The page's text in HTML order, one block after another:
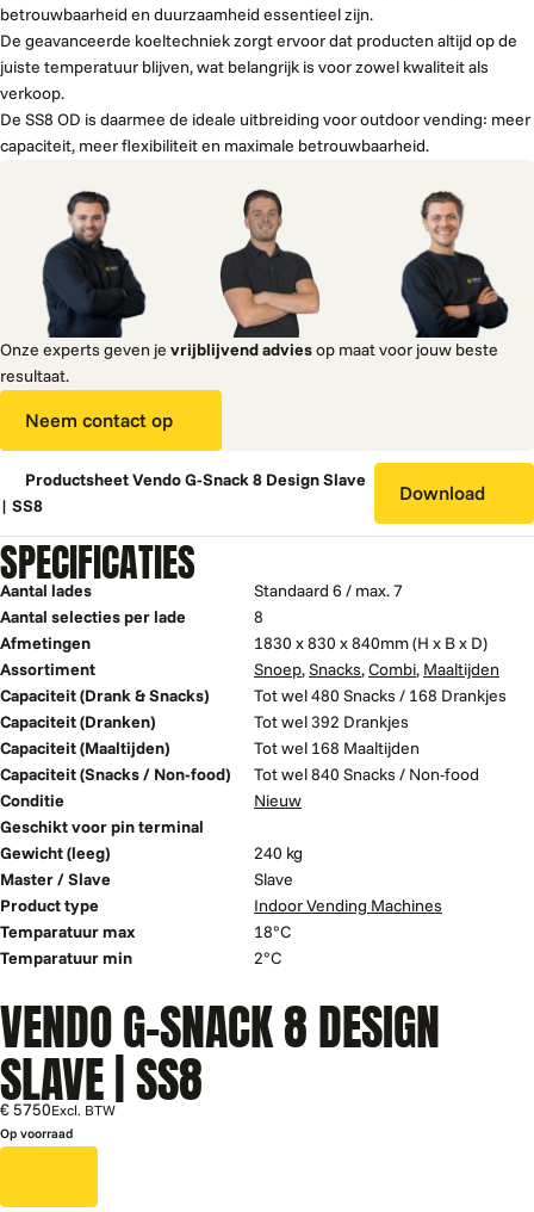
betrouwbaarheid en duurzaamheid essentieel zijn.
De geavanceerde koeltechniek zorgt ervoor dat producten altijd op de
juiste temperatuur blijven, wat belangrijk is voor zowel kwaliteit als
verkoop.
De SS8 OD is daarmee de ideale uitbreiding voor outdoor vending: meer
capaciteit, meer flexibiliteit en maximale betrouwbaarheid.
Onze experts geven je vrijblijvend adviesop maat voor jouw beste
resultaat.
Neem contact op
Productsheet Vendo G-Snack 8 Design Slave
| SS8
Download
SPECIFICATIES
Aantal lades
Standaard 6 / max. 7
Aantal selecties per lade
8
Afmetingen
1830 x 830 x 840mm (H x B x D)
Assortiment
Snoep,Snacks,Combi, Maaltijden
Capaciteit (Drank & Snacks)
Tot wel 480 Snacks / 168 Drankjes
Capaciteit (Dranken)
Tot wel 392 Drankjes
Capaciteit (Maaltijden)
Tot wel 168 Maaltijden
Capaciteit (Snacks / Non-food)
Tot wel 840 Snacks / Non-food
Conditie
Nieuw
Geschikt voor pin terminal
Gewicht (leeg)
240 kg
Master / Slave
Slave
Product type
Indoor Vending Machines
Temparatuur max
18°C
Temparatuur min
2°C
VENDO G-SNACK 8 DESIGN
SLAVE | SS8
€ 5750Excl. BTW
Op voorraad